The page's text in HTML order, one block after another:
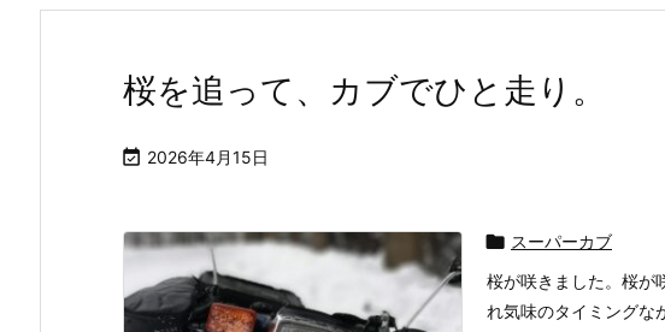
桜を追って、カブでひと走り。
 2026年4月15日
 スーパーカブ
桜が咲きました。桜が
れ気味のタイミングな